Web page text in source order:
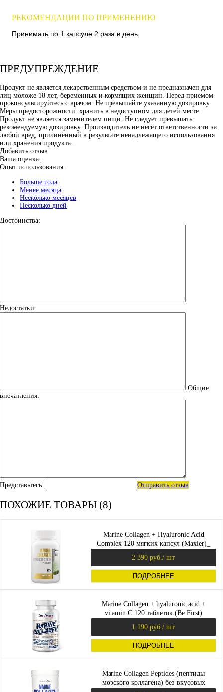
РЕКОМЕНДАЦИИ ПО ПРИМЕНЕНИЮ
Принимать по 1 капсуле 2 раза в день.
ПРЕДУПРЕЖДЕНИЕ
Продукт не является лекарственным средством и не предназначен для
лиц моложе 18 лет, беременных и кормящих женщин. Перед приемом
проконсультируйтесь с врачом. Не превышайте указанную дозировку.
Меры предосторожности: хранить в недоступном для детей месте.
Продукт не является заменителем пищи. Не следует превышать
рекомендуемую дозировку. Производитель не несёт ответственности за
любой вред, причинённый в результате ненадлежащего использования
или хранения продукта.
Добавить отзыв
Ваша оценка:
Опыт использования:
Больше года
Менее месяца
Несколько месяцев
Несколько дней
Достоинства:
Недостатки:
Общие
впечатления:
Представьтесь: Отправить отзыв
ПОХОЖИЕ ТОВАРЫ (8)
Marine Collagen + Hyaluronic Acid
Complex 120 мягких капсул (Maxler)_
2 390 руб. / шт
ПОДРОБНЕЕ
Marine Collagen + hyaluronic acid +
vitamin C 120 таблеток (Be First)
1 190 руб. / шт
ПОДРОБНЕЕ
Marine Collagen Peptides (пептиды
морского коллагена) без вкусовых